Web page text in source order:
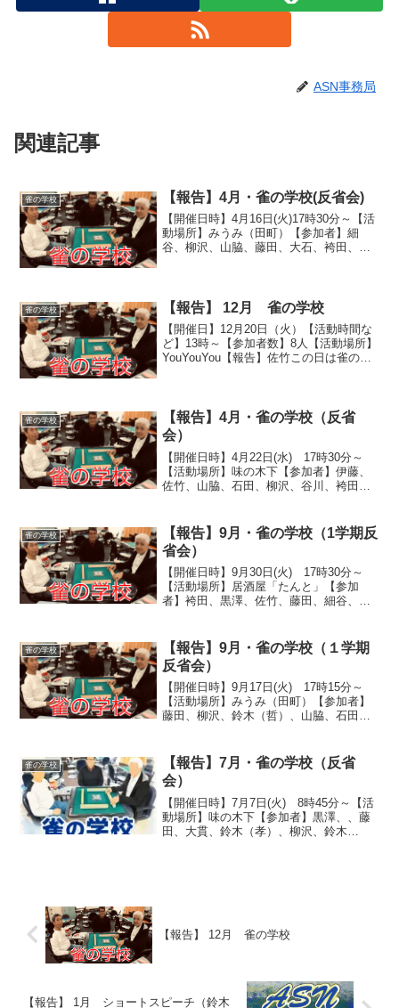
ASN事務局
関連記事
雀の学校 【報告】4月・雀の学校(反省会)
【開催日時】4月16日(火)17時30分～【活
動場所】みうみ（田町）【参加者】細
谷、柳沢、山脇、藤田、大石、袴田、鈴
の反省...
雀の学校 【報告】 12月 雀の学校
【開催日】12月20日（火）【活動時間な
ど】13時～【参加者数】8人【活動場所】
YouYouYou【報告】佐竹この日は雀の学
後、近く...
雀の学校
【報告】4月・雀の学校（反省
会）
【開催日時】4月22日(水) 17時30分～
【活動場所】味の木下【参加者】伊藤、
佐竹、山脇、石田、柳沢、谷川、袴田、
（報告・事務局）雀の学校3学期の反省及
び1年間の...
雀の学校
【報告】9月・雀の学校（1学期反
省会）
【開催日時】9月30日(火) 17時30分～
【活動場所】居酒屋「たんと」【参加
者】袴田、黒澤、佐竹、藤田、細谷、柳
況】（報告・事務局）雀の学校、2025年
度1学期の反...
雀の学校
【報告】9月・雀の学校（１学期
反省会）
【開催日時】9月17日(火) 17時15分～
【活動場所】みうみ（田町）【参加者】
藤田、柳沢、鈴木（哲）、山脇、石田、
4月～8月の五ヶ月間の成績などについて
反省する...
雀の学校
【報告】7月・雀の学校（反省
会）
【開催日時】7月7日(火) 8時45分～【活
動場所】味の木下【参加者】黒澤、、藤
田、大貫、鈴木（孝）、柳沢、鈴木
【報告】 12月 雀の学校
【報告】 1月 ショートスピーチ（鈴木